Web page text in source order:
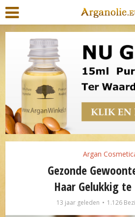
Argan
Gezonde
Haar Gelukkig
13 jaar geleden 1.126